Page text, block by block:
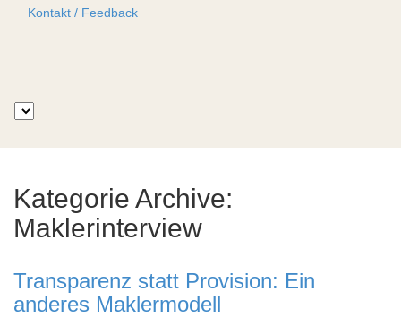
Kontakt / Feedback
Suche
Kategorie Archive:
Maklerinterview
Transparenz statt Provision: Ein
anderes Maklermodell